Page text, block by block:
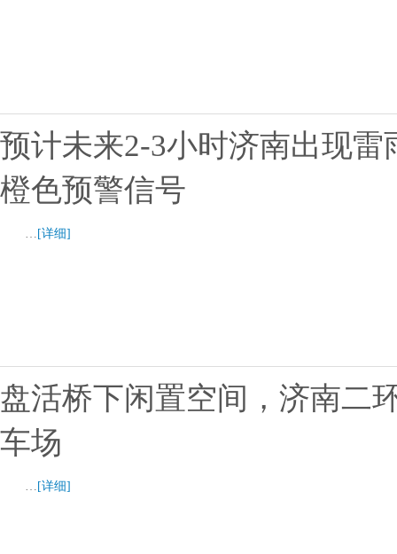
预计未来2-3小时济南出现
橙色预警信号
… [详细]
盘活桥下闲置空间，济南二
车场
… [详细]